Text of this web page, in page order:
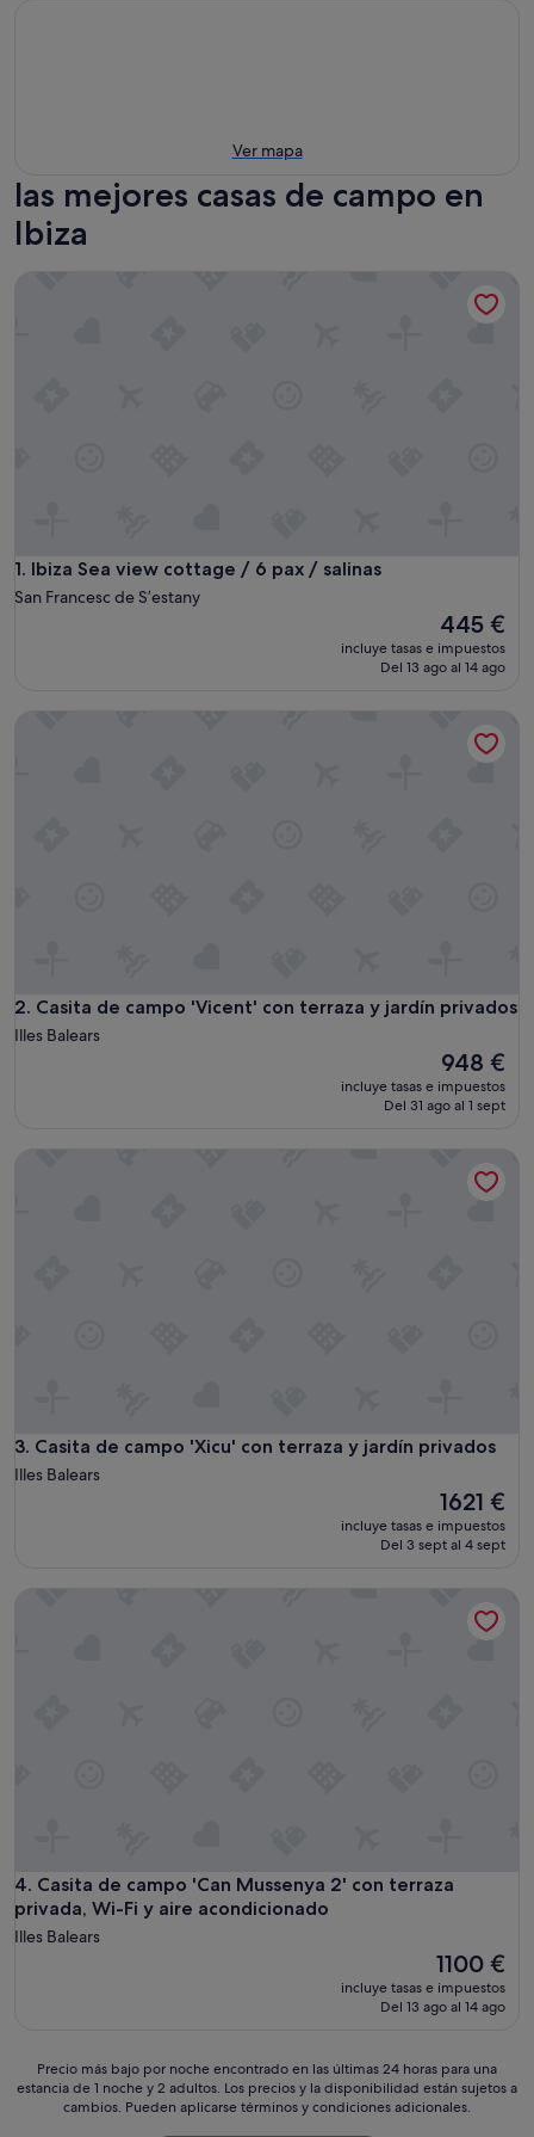
Ver mapa
las mejores casas de campo en
Ibiza
1. Ibiza Sea view cottage / 6 pax / salinas
Ibiza Sea view cottage / 6 pax / salinas
San Francesc de S’estany
El
precio
actual
445 €
incluye tasas e impuestos
Del 13 ago al 14 ago
2. Casita de campo 'Vicent' con terraza y jardín privados
Casita de campo 'Vicent' con terraza y jardín privados
Illes Balears
El
precio
actual
948 €
incluye tasas e impuestos
Del 31 ago al 1 sept
3. Casita de campo 'Xicu' con terraza y jardín privados
Casita de campo 'Xicu' con terraza y jardín privados
Illes Balears
El
precio
actual
1621 €
incluye tasas e impuestos
Del 3 sept al 4 sept
4. Casita de campo 'Can Mussenya 2' con terraza
privada, Wi-Fi y aire acondicionado
Casita de campo 'Can Mussenya 2' con terraza privada, Wi-
Illes Balears
El
precio
actual
1100 €
1100 €
incluye tasas e impuestos
Del 13 ago al 14 ago
Casita de campo 'Can Mussenya 2' con terraza privada,
Precio
más
Precio más bajo por noche encontrado en las últimas 24 horas para una
estancia de 1 noche y 2 adultos. Los precios y la disponibilidad están sujetos a
cambios. Pueden aplicarse términos y condiciones adicionales.